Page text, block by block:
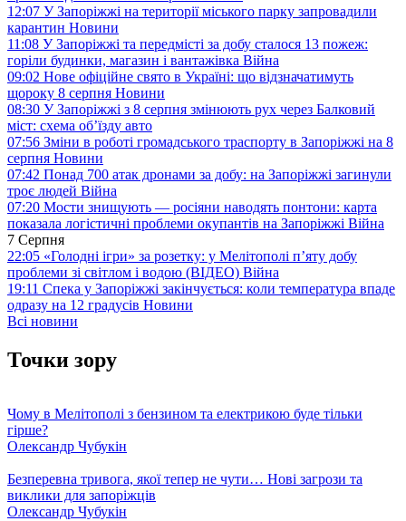
12:07 У Запоріжжі на території міського парку запровадили
карантин Новини
11:08 У Запоріжжі та передмісті за добу сталося 13 пожеж:
горіли будинки, магазин і вантажівка Війна
09:02 Нове офіційне свято в Україні: що відзначатимуть
щороку 8 серпня Новини
08:30 У Запоріжжі з 8 серпня змінюють рух через Балковий
міст: схема об’їзду авто
07:56 Зміни в роботі громадського траспорту в Запоріжжі на 8
серпня Новини
07:42 Понад 700 атак дронами за добу: на Запоріжжі загинули
троє людей Війна
07:20 Мости знищують — росіяни наводять понтони: карта
показала логістичні проблеми окупантів на Запоріжжі Війна
7 Серпня
22:05 «Голодні ігри» за розетку: у Мелітополі п’яту добу
проблеми зі світлом і водою (ВІДЕО) Війна
19:11 Спека у Запоріжжі закінчується: коли температура впаде
одразу на 12 градусів Новини
Всі новини
Точки зору
Чому в Мелітополі з бензином та електрикою буде тільки
гірше?
Олександр Чубукін
Безперевна тривога, якої тепер не чути… Нові загрози та
виклики для запоріжців
Олександр Чубукін